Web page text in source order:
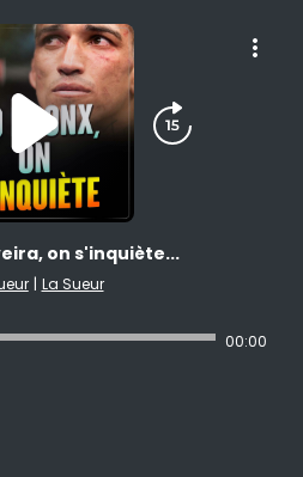
on s'inquiète...
| La Sueur
00:00